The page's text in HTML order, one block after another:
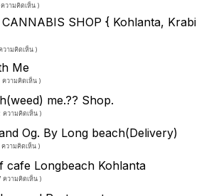
ความคิดเห็น )
SHOP { Kohlanta, Krabi
วามคิดเห็น )
Me
ความคิดเห็น )
me.?? Shop.
ความคิดเห็น )
Og. By Long beach(Delivery)
ความคิดเห็น )
cafe Longbeach Kohlanta
ความคิดเห็น )